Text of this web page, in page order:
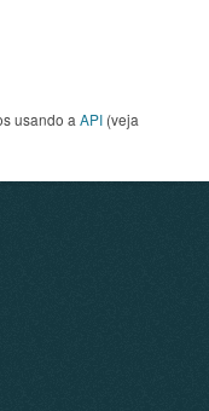
usando a API (veja